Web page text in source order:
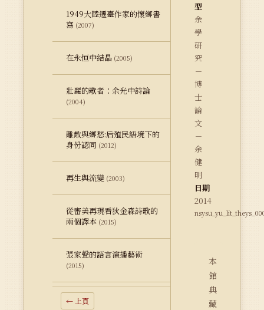
1949大陸遷臺作家的懷鄉書
寫 (2007)
在永恒中結晶 (2005)
壯麗的歌者：余光中詩論
(2004)
離散與鄉愁:后殖民語境下的
身份認同 (2012)
再生與流變 (2003)
從審美再現看狄金森詩歌的
兩個譯本 (2015)
張家聲的語言演播藝術
(2015)
← 上頁
型
余
學
研
究
－
博
士
論
文
－
余
健
明
日期
2014
本
館
典
藏